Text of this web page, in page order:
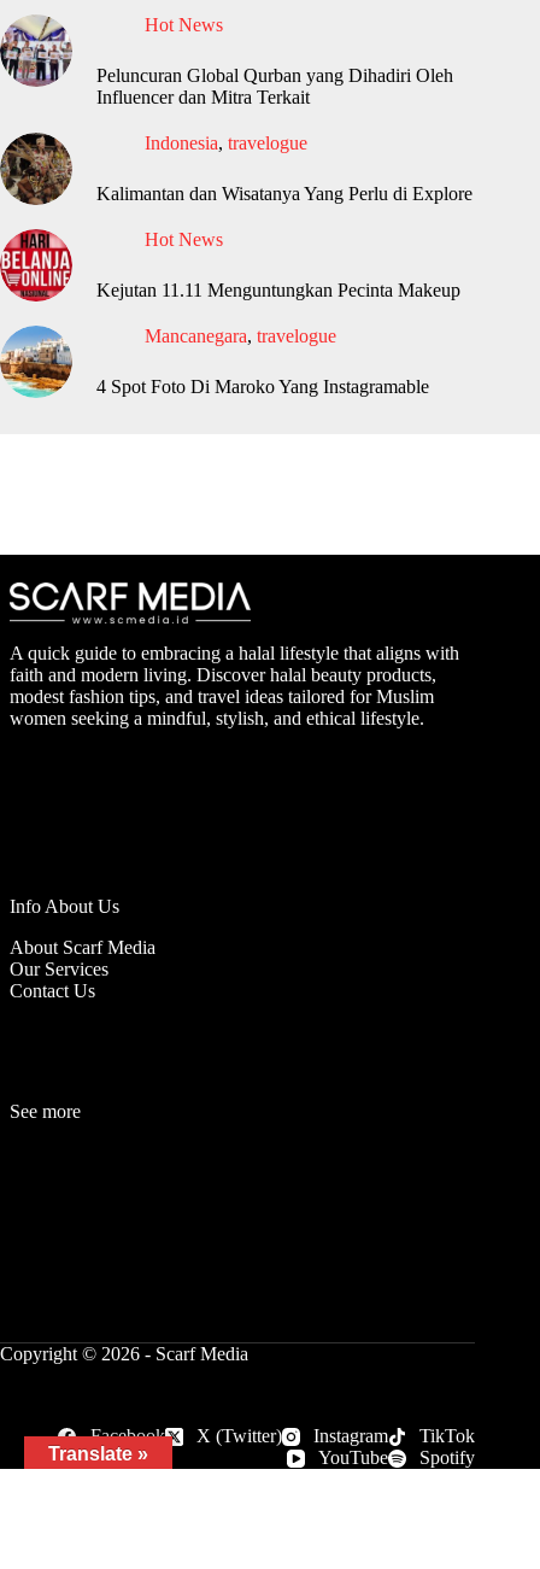
Hot News
Peluncuran Global Qurban yang Dihadiri Oleh
Influencer dan Mitra Terkait
Indonesia, travelogue
Kalimantan dan Wisatanya Yang Perlu di Explore
Hot News
Kejutan 11.11 Menguntungkan Pecinta Makeup
Mancanegara, travelogue
4 Spot Foto Di Maroko Yang Instagramable
A quick guide to embracing a halal lifestyle that aligns with
faith and modern living. Discover halal beauty products,
modest fashion tips, and travel ideas tailored for Muslim
women seeking a mindful, stylish, and ethical lifestyle.
Info About Us
About Scarf Media
Our Services
Contact Us
See more
Copyright © 2026 - Scarf Media
Facebook X (Twitter) Instagram
TikTok
YouTube
Spotify
Translate »